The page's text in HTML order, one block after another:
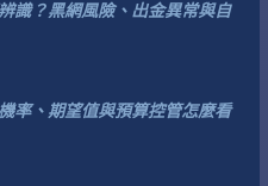
識？黑網風險、出金異常與自
率、期望值與預算控管怎麼看